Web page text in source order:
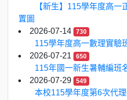
【新生】115學年度高一
置圖
2026-07-14
730
115學年度高一數理實驗
2026-07-21
650
115年國一新生暑輔編班
2026-07-29
549
本校115學年度第6次代